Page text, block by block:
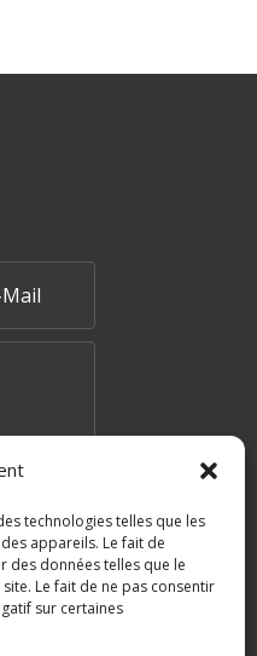
technologies telles que les
appareils. Le fait de
des données telles que le
Le fait de ne pas consentir
sur certaines